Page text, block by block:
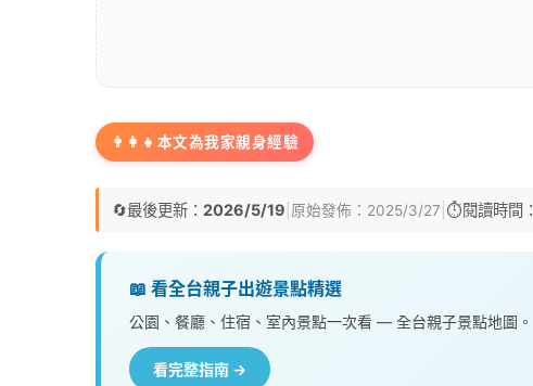
👨‍👩‍👧 本文為我家親身經驗
🔄最後更新： 2026/5/19 原始發佈： 2025/3/27 ⏱️閱讀時間：
📖 看全台親子出遊景點精選
公園、餐廳、住宿、室內景點一次看 — 全台親子景點地圖。
看完整指南 →